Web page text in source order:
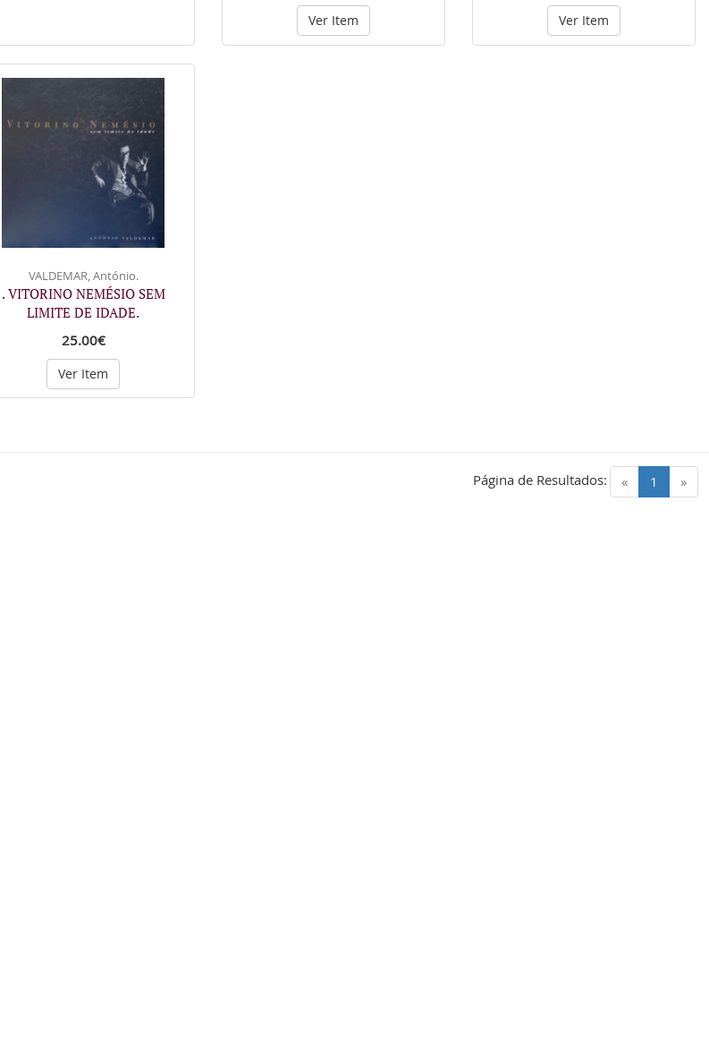
Ver Item Ver Item
VALDEMAR, António.
. VITORINO NEMÉSIO SEM
LIMITE DE IDADE.
25.00€
Ver Item
« 1 (current)
»
Página de Resultados: